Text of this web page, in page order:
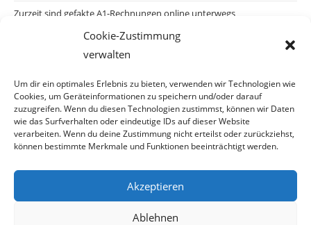
Cookie-Zustimmung
verwalten
Um dir ein optimales Erlebnis zu bieten, verwenden wir Technologien wie
Cookies, um Geräteinformationen zu speichern und/oder darauf
zuzugreifen. Wenn du diesen Technologien zustimmst, können wir Daten
wie das Surfverhalten oder eindeutige IDs auf dieser Website
verarbeiten. Wenn du deine Zustimmung nicht erteilst oder zurückziehst,
können bestimmte Merkmale und Funktionen beeinträchtigt werden.
Akzeptieren
Ablehnen
Zurzeit sind gefakte A1-Rechnungen online unterwegs
Salzburgs Juden und ihre Sicherheit: „Erst nach einem Anschlag wäre
die Gefahr endlich konkret!“
Biologisches Wunder in Ceuta
Ein vermeintliches Abschiebemärchen
Archiv